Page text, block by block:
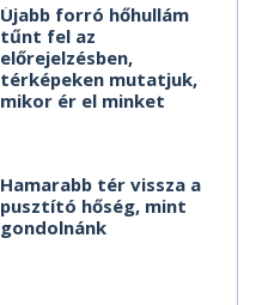
Újabb forró hőhullám
tűnt fel az
előrejelzésben,
térképeken mutatjuk,
mikor ér el minket
Hamarabb tér vissza a
pusztító hőség, mint
gondolnánk